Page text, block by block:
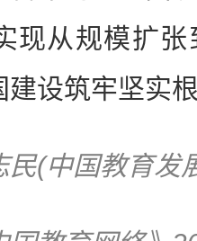
现从规模扩
建设筑牢坚实
(中国教育发